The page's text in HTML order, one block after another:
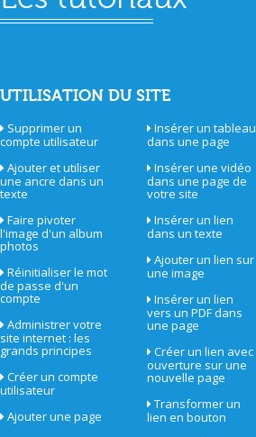
UTILISATION DU SITE
Supprimer un
compte utilisateur
Ajouter et utiliser
une ancre dans un
texte
Faire pivoter
l'image d'un album
photos
Réinitialiser le mot
de passe d'un
compte
Administrer votre
site internet : les
grands principes
Créer un compte
utilisateur
Ajouter une page
Insérer un tableau
dans une page
Insérer une vidéo
dans une page de
votre site
Insérer un lien
dans un texte
Ajouter un lien sur
une image
Insérer un lien
vers un PDF dans
une page
Créer un lien avec
ouverture sur une
nouvelle page
Transformer un
lien en bouton